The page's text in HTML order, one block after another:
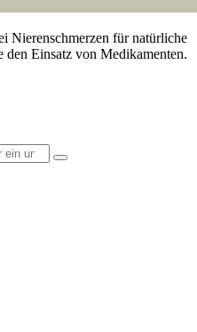
Nierenschmerzen für natürliche
Einsatz von Medikamenten.